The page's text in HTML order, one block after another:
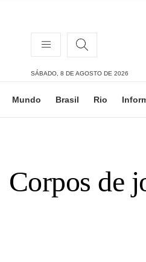
SÁBADO, 8 DE AGOSTO DE 2026
Mundo Brasil Rio
Corpos de